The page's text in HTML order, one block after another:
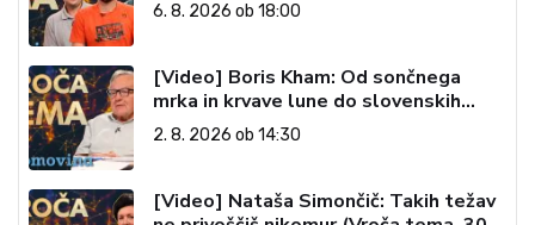
6. 8. 2026 ob 18:00
[Video] Boris Kham: Od sončnega
mrka in krvave lune do slovenskih
pečatov v vesolju (Vroča tema, 2. 8.
2026)
2. 8. 2026 ob 14:30
[Video] Nataša Simončič: Takih težav